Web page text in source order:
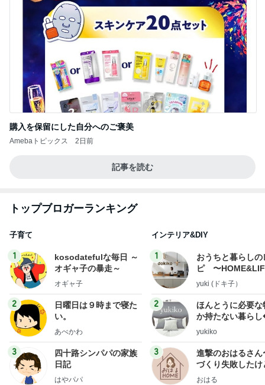
購入を保留にした自分へのご褒美
Amebaトピックス 2日前
記事を読む
トップブロガーランキング
子育て
1
kosodatefulな毎日 ～
オギャ子の暴走～
オギャ子
2
日曜日は９時まで寝た
い。
あべかわ
3
四十路シンパパの家族
日記
はやパパ
インテリア&DIY
1
おうちと暮らしの
ピ 〜
yuki (ドキ子）
2
ほんとうに必要な
か持たない暮ら
ep Life Simple◆
yukiko
3
進撃のおはるさん
づくり失敗したけ
は元気です〜
おはる